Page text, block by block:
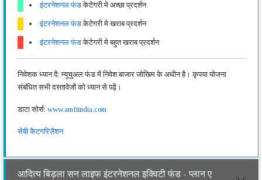
इंटरनेशनल फंडकेटेगरी मे अच्छा प्रदर्शन
इंटरनेशनल फंडकेटेगरी मे खराब प्रदर्शन
इंटरनेशनल फंडकेटेगरी मे बहुत खराब प्रदर्शन
निवेशक ध्यान दें: म्यूचुअल फंड में निवेश बाजार जोखिम के अधीन है। कृपया योजना
संबंधित सभी दस्तावेजों को ध्यान से पढ़ें।
डाटा सोर्स: www.amfiindia.com
सेबी कैटगरिज़ैशन
आदित्य बिड़ला सन लाइफ इंटरनेशनल इक्विटी फंड - प्लान ए